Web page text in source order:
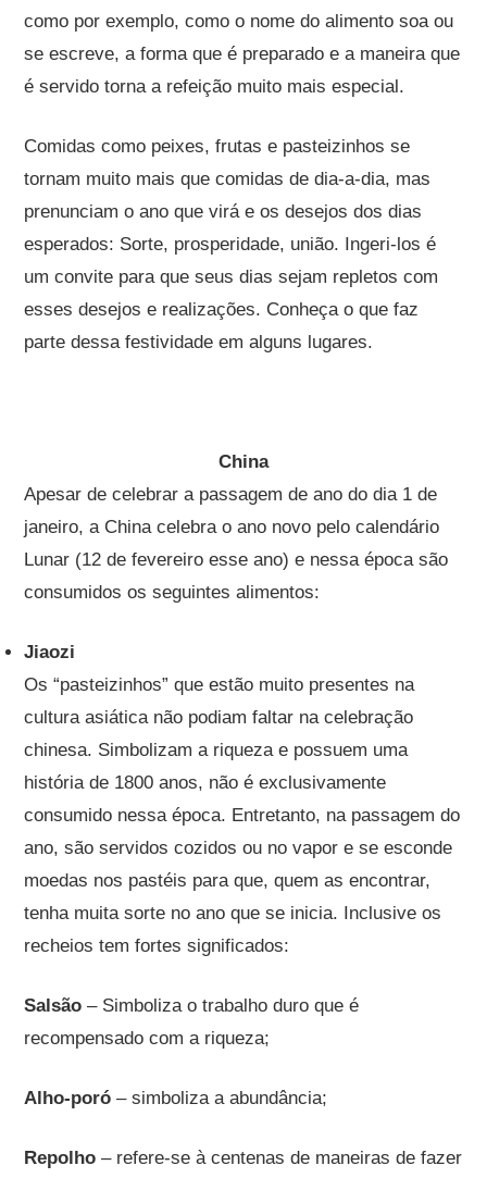
como por exemplo, como o nome do alimento soa ou
se escreve, a forma que é preparado e a maneira que
é servido torna a refeição muito mais especial.
Comidas como peixes, frutas e pasteizinhos se
tornam muito mais que comidas de dia-a-dia, mas
prenunciam o ano que virá e os desejos dos dias
esperados: Sorte, prosperidade, união. Ingeri-los é
um convite para que seus dias sejam repletos com
esses desejos e realizações. Conheça o que faz
parte dessa festividade em alguns lugares.
China
Apesar de celebrar a passagem de ano do dia 1 de
janeiro, a China celebra o ano novo pelo calendário
Lunar (12 de fevereiro esse ano) e nessa época são
consumidos os seguintes alimentos:
Jiaozi
Os “pasteizinhos” que estão muito presentes na
cultura asiática não podiam faltar na celebração
chinesa. Simbolizam a riqueza e possuem uma
história de 1800 anos, não é exclusivamente
consumido nessa época. Entretanto, na passagem do
ano, são servidos cozidos ou no vapor e se esconde
moedas nos pastéis para que, quem as encontrar,
tenha muita sorte no ano que se inicia. Inclusive os
recheios tem fortes significados:
Salsão – Simboliza o trabalho duro que é
recompensado com a riqueza;
Alho-poró – simboliza a abundância;
Repolho – refere-se à centenas de maneiras de fazer